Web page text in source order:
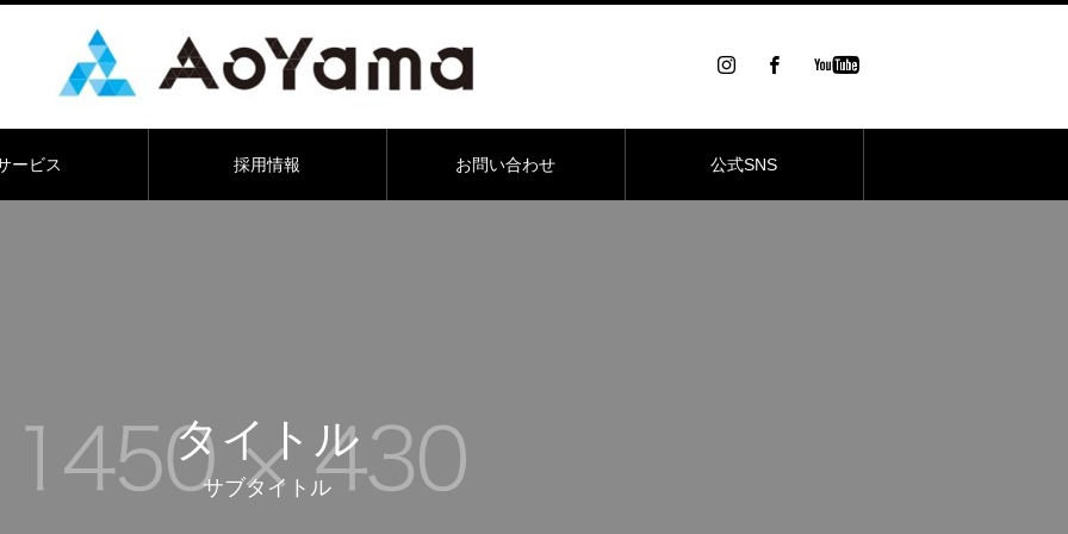
ービス 採用情報 お問い合わせ 公式SNS
タイトル
サブタイトル